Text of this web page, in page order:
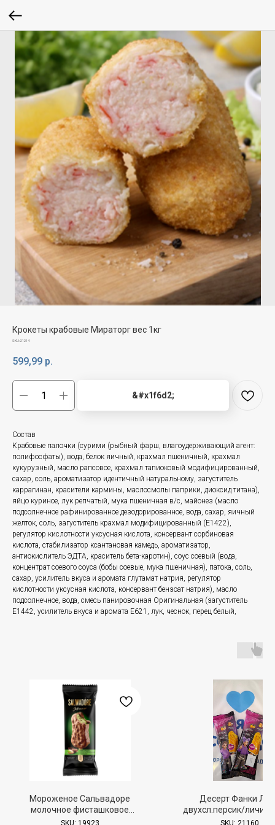
Крокеты крабовые Мираторг вес 1кг
SKU:21214
599,99 р.
&#x1f6d2;
Состав
Крабовые палочки (сурими (рыбный фарш, влагоудерживающий агент:
полифосфаты), вода, белок яичный, крахмал пшеничный, крахмал
кукурузный, масло рапсовое, крахмал тапиоковый модифицированный,
сахар, соль, ароматизатор идентичный натуральному, загуститель
каррагинан, красители кармины, маслосмолы паприки, диоксид титана),
яйцо куриное, лук репчатый, мука пшеничная в/с, майонез (масло
подсолнечное рафинированное дезодорированное, вода, сахар, яичный
желток, соль, загуститель крахмал модифицированный (Е1422),
регулятор кислотности уксусная кислота, консервант сорбиновая
кислота, стабилизатор ксантановая камедь, ароматизатор,
антиокислитель ЭДТА, краситель бета-каротин), соус соевый (вода,
концентрат соевого соуса (бобы соевые, мука пшеничная), патока, соль,
сахар, усилитель вкуса и аромата глутамат натрия, регулятор
кислотности уксусная кислота, консервант бензоат натрия), масло
подсолнечное, вода, смесь панировочная Оригинальная (загуститель
Е1442, усилитель вкуса и аромата Е621, лук, чеснок, перец белый,
Мороженое Сальвадоре
молочное фисташковое
шоколадный топпинг с
Десерт Фанки
двухсл.персик/личи с
эскимо 80г